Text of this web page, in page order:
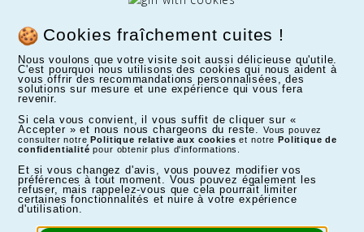
Cookies fraîchement cuites !
Nous voulons que votre visite soit aussi délicieuse qu'utile.
C'est pourquoi nous utilisons des cookies qui nous aident à
vous offrir des recommandations personnalisées, des
solutions sur mesure et une expérience qui vous fera
revenir.
Si cela vous convient, il vous suffit de cliquer sur «
Accepter » et nous nous chargeons du reste.
Vous pouvez
consulter notrePolitique relative aux cookies et notrePolitique de
confidentialité pour obtenir plus d'informations.
Et si vous changez d'avis, vous pouvez modifier vos
préférences à tout moment. Vous pouvez également les
refuser, mais rappelez-vous que cela pourrait limiter
certaines fonctionnalités et nuire à votre expérience
d'utilisation.
Autres équipements d'examen
FILTRER
Affichage 1-2 de 2 article(s)